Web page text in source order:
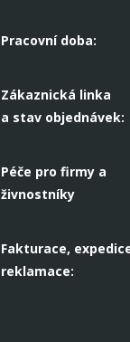
Pracovní doba:
Zákaznická linka
a stav objednávek:
Péče pro firmy a
živnostníky
Fakturace,
reklamace: